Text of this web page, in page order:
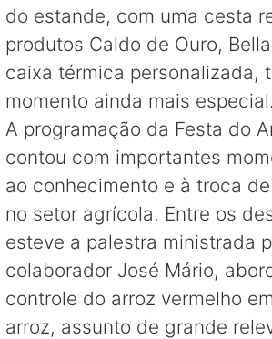
do estande, com uma cesta
produtos Caldo de Ouro,
caixa térmica personalizada,
momento ainda mais especial.
A programação da Festa do
contou com importantes
ao conhecimento e à troca
no setor agrícola. Entre os
esteve a palestra ministrada
colaborador José Mário,
controle do arroz vermelho
arroz, assunto de grande